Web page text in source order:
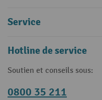
Service
Hotline de service
Soutien et conseils sous:
0800 35 211